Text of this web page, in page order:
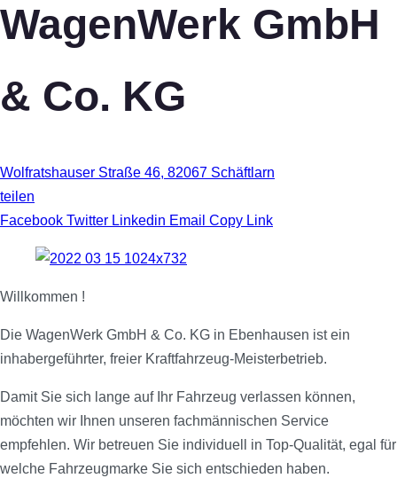
WagenWerk GmbH
& Co. KG
Wolfratshauser Straße 46, 82067 Schäftlarn
teilen
Facebook Twitter Linkedin Email Copy Link
Willkommen !
Die WagenWerk GmbH & Co. KG in Ebenhausen ist ein
inhabergeführter, freier Kraftfahrzeug-Meisterbetrieb.
Damit Sie sich lange auf Ihr Fahrzeug verlassen können,
möchten wir Ihnen unseren fachmännischen Service
empfehlen. Wir betreuen Sie individuell in Top-Qualität, egal für
welche Fahrzeugmarke Sie sich entschieden haben.